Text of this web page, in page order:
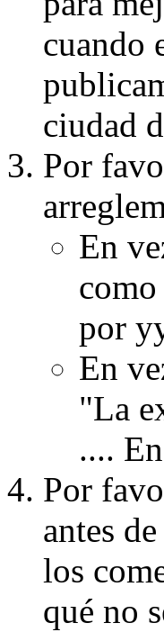
cuando
ciudad
Por
En
por
En
"La
....
Por
antes
los
qué no